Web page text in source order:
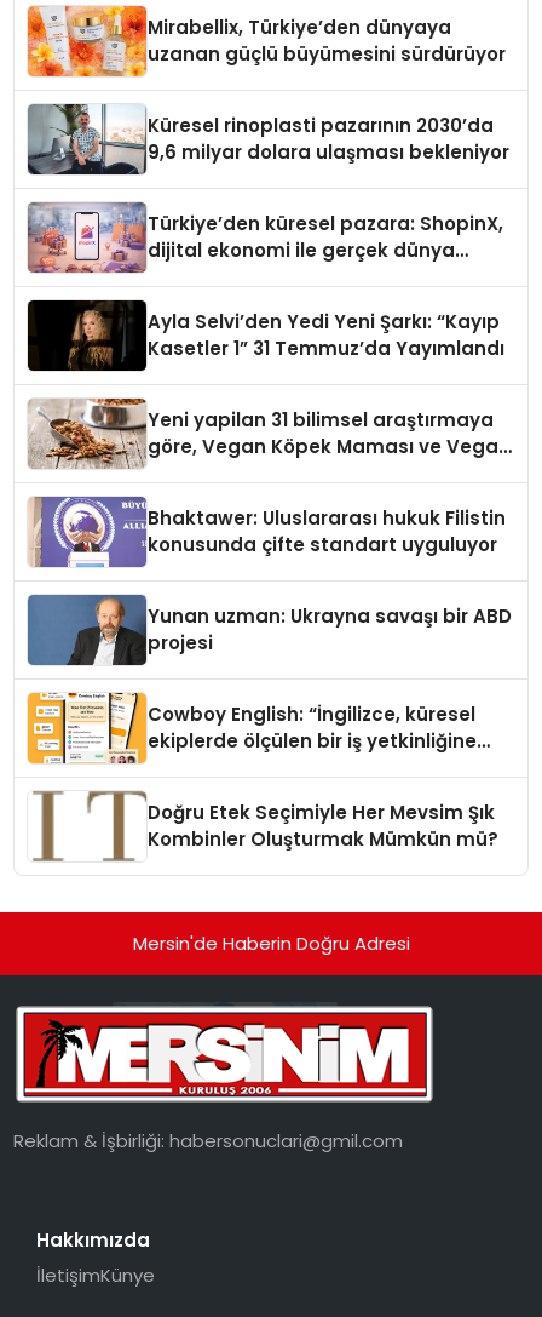
Mirabellix, Türkiye’den dünyaya
uzanan güçlü büyümesini sürdürüyor
Küresel rinoplasti pazarının 2030’da
9,6 milyar dolara ulaşması bekleniyor
Türkiye’den küresel pazara: ShopinX,
dijital ekonomi ile gerçek dünya
Ayla Selvi’den Yedi Yeni Şarkı: “Kayıp
Kasetler 1” 31 Temmuz’da Yayımlandı
Yeni yapilan 31 bilimsel araştırmaya
göre, Vegan Köpek Maması ve Vegan
Bhaktawer: Uluslararası hukuk Filistin
konusunda çifte standart uyguluyor
Yunan uzman: Ukrayna savaşı bir ABD
projesi
Cowboy English: “İngilizce, küresel
ekiplerde ölçülen bir iş yetkinliğine
Doğru Etek Seçimiyle Her Mevsim Şık
Kombinler Oluşturmak Mümkün mü?
Mersin'de Haberin Doğru Adresi
Reklam & İşbirliği:habersonuclari@gmil.com
Hakkımızda
İletişimKünye